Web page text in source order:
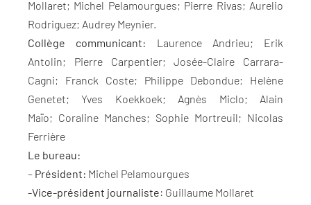
Mollaret; Michel Pelamourgues; Pierre Rivas; Aurelio
Rodriguez; Audrey Meynier.
Collège communicant: Laurence Andrieu; Erik
Antolin; Pierre Carpentier; Josée-Claire Carrara-
Cagni; Franck Coste; Philippe Debondue; Helène
Genetet; Yves Koekkoek; Agnès Miclo; Alain
Maïo; Coraline Manches; Sophie Mortreuil; Nicolas
Ferrière
Le bureau:
– Président: Michel Pelamourgues
-Vice-président journaliste: Guillaume Mollaret